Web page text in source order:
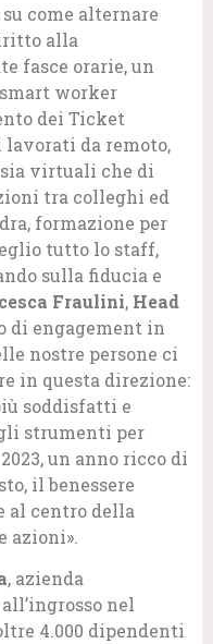
come alternare
alla
fasce orarie, un
worker
dei Ticket
da remoto,
virtuali che di
tra colleghi ed
formazione per
tutto lo staff,
sulla fiducia e
Fraulini, Head
di engagement in
nostre persone ci
in questa direzione:
soddisfatti e
strumenti per
un anno ricco di
il benessere
al centro della
azioni».
, azienda
nel
4.000 dipendenti